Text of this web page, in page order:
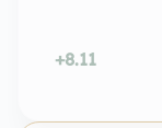
+8.11